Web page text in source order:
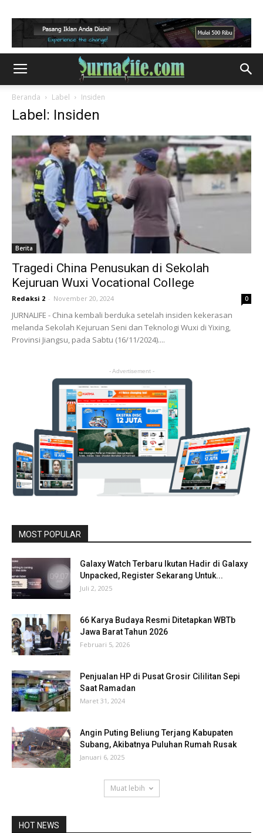
Beranda Label Insiden
Label: Insiden
Berita
Tragedi China Penusukan di Sekolah
Kejuruan Wuxi Vocational College
Redaksi 2 - November 20, 2024 0
JURNALIFE - China kembali berduka setelah insiden kekerasan
melanda Sekolah Kejuruan Seni dan Teknologi Wuxi di Yixing,
Provinsi Jiangsu, pada Sabtu (16/11/2024)....
- Advertisement -
MOST POPULAR
Galaxy Watch Terbaru Ikutan Hadir di Galaxy
Unpacked, Register Sekarang Untuk...
Juli 2, 2025
66 Karya Budaya Resmi Ditetapkan WBTb
Jawa Barat Tahun 2026
Februari 5, 2026
Penjualan HP di Pusat Grosir Cililitan Sepi
Saat Ramadan
Maret 31, 2024
Angin Puting Beliung Terjang Kabupaten
Subang, Akibatnya Puluhan Rumah Rusak
Januari 6, 2025
Muat lebih
HOT NEWS